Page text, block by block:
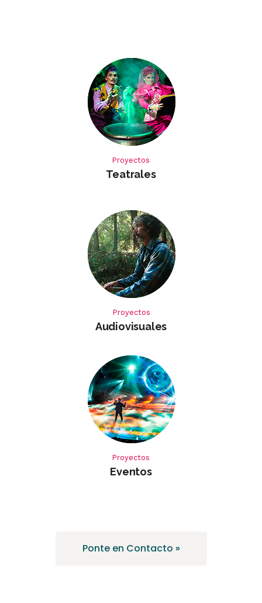
Proyectos
Teatrales
Proyectos
Audiovisuales
Proyectos
Eventos
Ponte en Contacto »